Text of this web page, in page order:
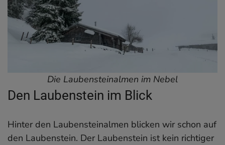
Die Laubensteinalmen im Nebel
Den Laubenstein im Blick
Hinter den Laubensteinalmen blicken wir schon auf
den Laubenstein. Der Laubenstein ist kein richtiger